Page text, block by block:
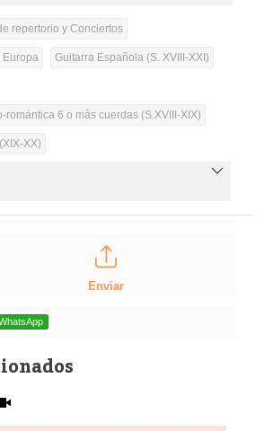
repertorio y Conciertos
Europa Guitarra Española (S. XVIII-XXI)
romántica 6 o más cuerdas (S.XVIII-XIX)
XX)
Enviar